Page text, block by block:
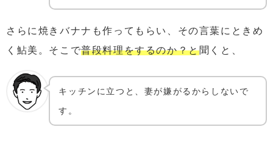
さらに焼きバナナも作ってもらい、その言葉にときめ
く鮎美。そこで普段料理をするのか？と聞くと、
キッチンに立つと、妻が嫌がるからしないで
す。